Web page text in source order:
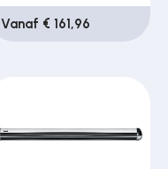
Vanaf € 161,96